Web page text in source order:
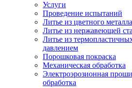
Услуги
Проведение испытаний
Литье из цветного
Литье из нержавеющей
Литье из
давлением
Порошковая покраска
Механическая обработка
Электроэрозионная
обработка